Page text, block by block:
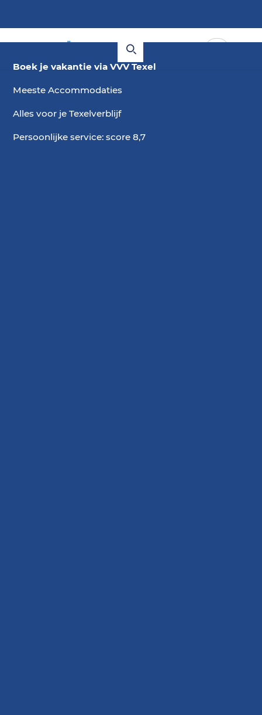
Boek je vakantie via VVV Texel
Meeste Accommodaties
Alles voor je Texelverblijf
Persoonlijke service: score 8,7